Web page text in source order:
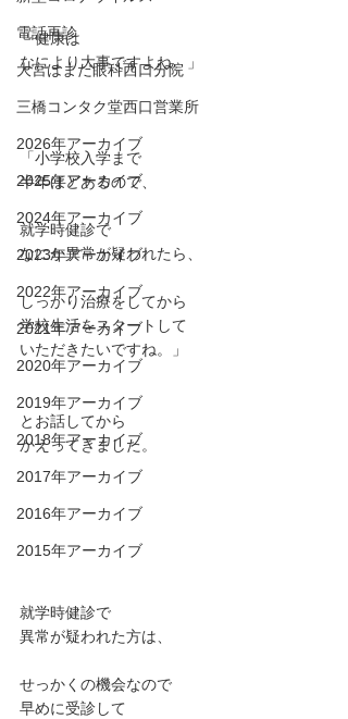
電話再診
大宮はまだ眼科西口分院
三橋コンタク堂西口営業所
2026年アーカイブ
2025年アーカイブ
2024年アーカイブ
2023年アーカイブ
2022年アーカイブ
2021年アーカイブ
2020年アーカイブ
2019年アーカイブ
2018年アーカイブ
2017年アーカイブ
2016年アーカイブ
2015年アーカイブ
「健康は
なにより大事ですよね。」
「小学校入学まで
半年ほどあるので、
就学時健診で
なにか異常が疑われたら、
しっかり治療をしてから
学校生活をスタートして
いただきたいですね。」
とお話してから
かえってきました。
就学時健診で
異常が疑われた方は、
せっかくの機会なので
早めに受診して